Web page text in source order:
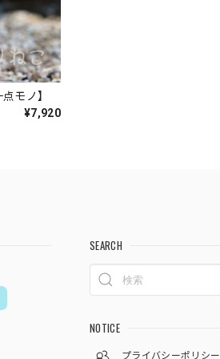
モノ】
¥7,920
SEARCH
NOTICE
プライバシーポリシー